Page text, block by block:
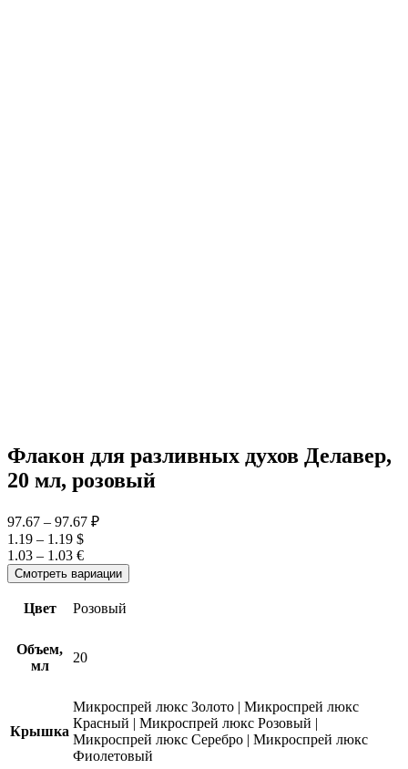
Флакон для разливных духов Делавер,
20 мл, розовый
97.67 – 97.67 ₽
1.19 – 1.19 $
1.03 – 1.03 €
Смотреть вариации
Цвет Розовый
Объем,
мл
20
Крышка
Микроспрей люкс Золото | Микроспрей люкс
Красный | Микроспрей люкс Розовый |
Микроспрей люкс Серебро | Микроспрей люкс
Фиолетовый